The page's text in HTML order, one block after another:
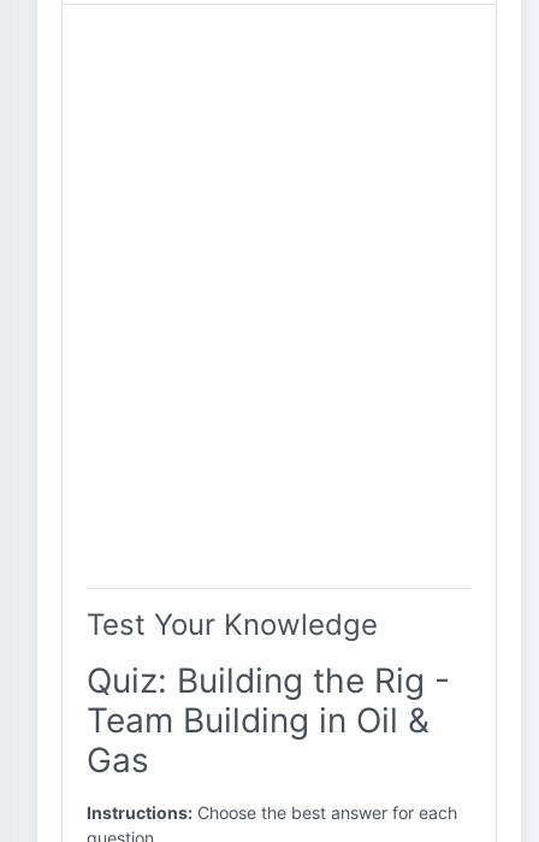
Test Your Knowledge
Quiz: Building the Rig -
Team Building in Oil &
Gas
Instructions: Choose the best answer for each
question.